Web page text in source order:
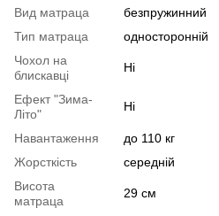
Вид матраца
безпружинний
Тип матраца
односторонній
Чохол на
блискавці
Ні
Ефект "Зима-
Літо"
Ні
Навантаження
до 110 кг
Жорсткість
середній
Висота
матраца
29 см